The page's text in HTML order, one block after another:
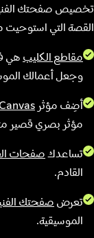
تخصيص صفحتك
القصة التي استوحيت
مقاطع الكليب هي
وجعل أعمالك
أضِف مؤثر
مؤثر بصري قصير
تساعدكصفحات
القادم.
تعرض صفحتك
الموسيقية.